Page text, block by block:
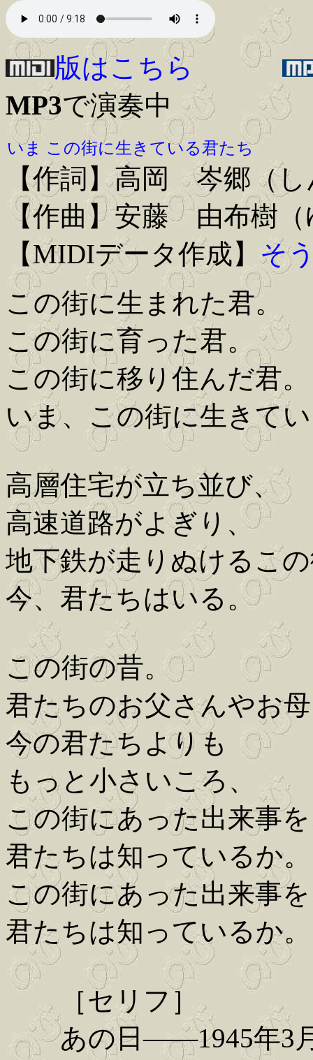
版はこちら
MP3で演奏中
いま この街に生きている君たち
【作詞】高岡 岑郷（
【作曲】安藤 由布樹（
【MIDIデータ作成】 そ
この街に生まれた君。
この街に育った君。
この街に移り住んだ君。
いま、この街に生きて
高層住宅が立ち並び、
高速道路がよぎり、
地下鉄が走りぬけるこ
今、君たちはいる。
この街の昔。
君たちのお父さんやお
今の君たちよりも
もっと小さいころ、
この街にあった出来事
君たちは知っているか。
この街にあった出来事
君たちは知っているか。
［セリフ］
あの日――1945年3月